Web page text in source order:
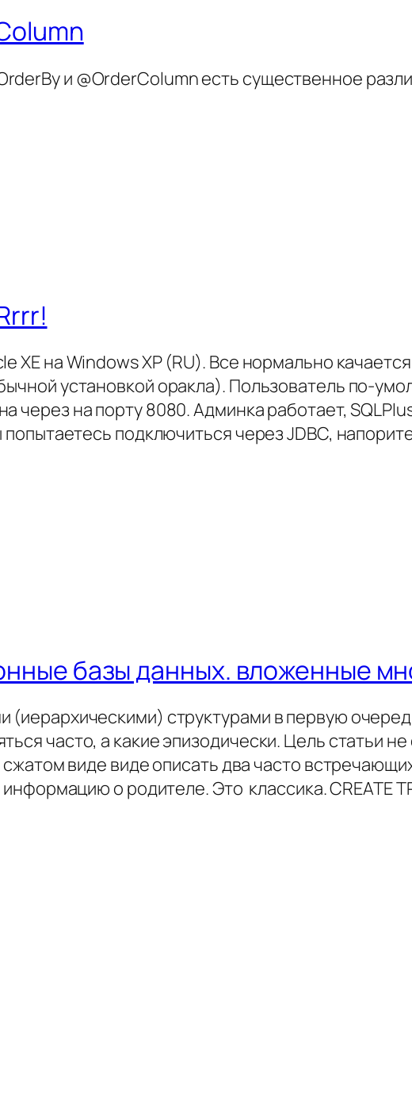
и @OrderColumn есть существенное
XE на Windows XP (RU). Все нормально
установкой оракла). Пользователь по-
через на порту 8080. Админка работает,
попытаетесь подключиться через JDBC,
базы данных. вложенные
структурами в первую
часто, а какие эпизодически. Цель статьи
виде виде описать два часто
о родителе. Это классика. CREATE